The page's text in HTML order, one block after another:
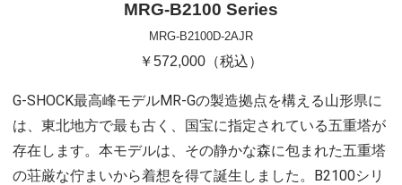
MRG-B2100 Series
MRG-B2100D-2AJR
￥572,000（税込）
G-SHOCK最高峰モデルMR-Gの製造拠点を構える山形県に
は、東北地方で最も古く、国宝に指定されている五重塔が
存在します。本モデルは、その静かな森に包まれた五重塔
の荘厳な佇まいから着想を得て誕生しました。B2100シリ